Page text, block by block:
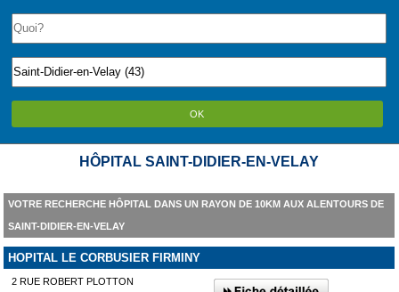
OK
HÔPITAL SAINT-DIDIER-EN-VELAY
VOTRE RECHERCHE HÔPITAL DANS UN RAYON DE 10KM AUX ALENTOURS DE
SAINT-DIDIER-EN-VELAY
HOPITAL LE CORBUSIER FIRMINY
2 RUE ROBERT PLOTTON